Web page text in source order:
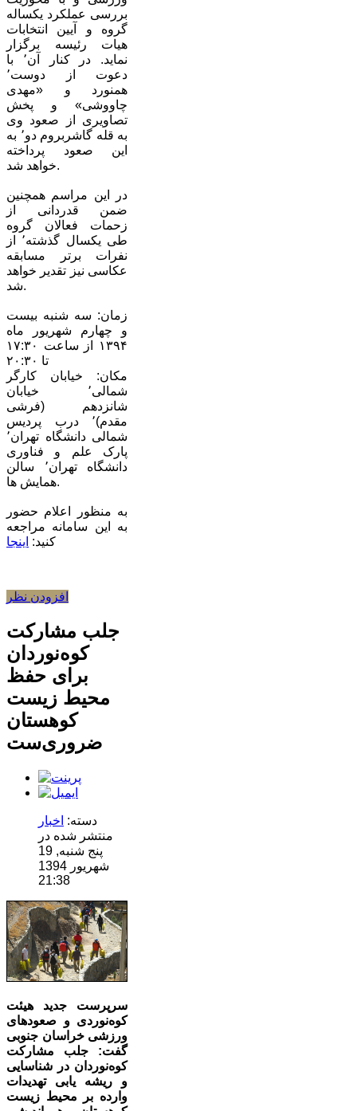
بررسی عملکرد یکساله
گروه و آیین انتخابات
هیات رئیسه برگزار
نماید. در کنار آن٬ با
دعوت از دوست٬
همنورد و «مهدی
چاووشی» و پخش
تصاویری از صعود وی
به قله گاشربروم دو٬ به
این صعود پرداخته
خواهد شد.
در این مراسم همچنین
ضمن قدردانی از
زحمات فعالان گروه
طی یکسال گذشته٬ از
نفرات برتر مسابقه
عکاسی نیز تقدیر خواهد
شد.
زمان: سه شنبه بیست
و چهارم شهریور ماه
۱۳۹۴ از ساعت ۱۷:۳۰
تا ۲۰:۳۰
مکان: خیابان کارگر
شمالی٬ خیابان
شانزدهم (فرشی
مقدم)٬ درب پردیس
شمالی دانشگاه تهران٬
پارک علم و فناوری
دانشگاه تهران٬ سالن
همایش ها.
به منظور اعلام حضور
به این سامانه مراجعه
کنید: اینجا
افزودن نظر
جلب مشارکت
کوه‌نوردان
برای حفظ
محیط زیست
کوهستان
ضروری‌ست
دسته: اخبار
منتشر شده در
پنج شنبه, 19
شهریور 1394
21:38
سرپرست جدید هیئت
کوه‌نوردی و صعودهای
ورزشی خراسان جنوبی
گفت: جلب مشارکت
کوه‌نوردان در شناسایی
و ریشه یابی تهدیدات
وارده بر محیط زیست